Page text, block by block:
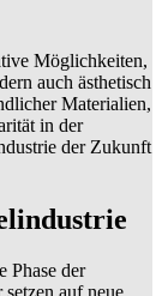
Möglichkeiten,
auch ästhetisch
Materialien,
in der
der Zukunft
Phase der
auf neue